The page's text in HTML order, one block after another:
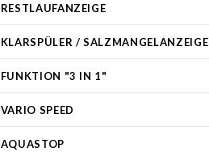
RESTLAUFANZEIGE
KLARSPÜLER / SALZMANGELANZEIGE
FUNKTION "3 IN 1"
VARIO SPEED
AQUASTOP